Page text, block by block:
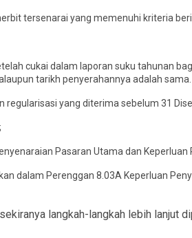
tersenarai yang memenuhi kriteria
cukai dalam laporan suku tahunan
tarikh penyerahannya adalah sama.
yang diterima sebelum 31
Pasaran Utama dan Keperluan
dalam Perenggan 8.03A Keperluan
langkah-langkah lebih lanjut